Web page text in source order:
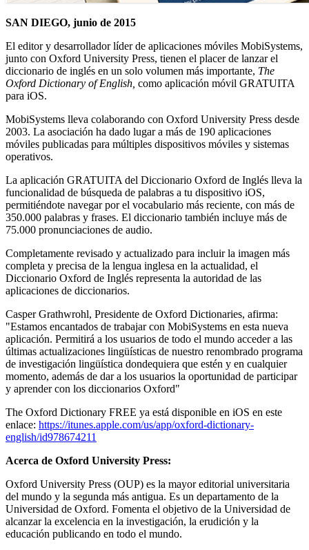
SAN DIEGO, junio de 2015
El editor y desarrollador líder de aplicaciones móviles MobiSystems,
junto con Oxford University Press, tienen el placer de lanzar el
diccionario de inglés en un solo volumen más importante, The
Oxford Dictionary of English, como aplicación móvil GRATUITA
para iOS.
MobiSystems lleva colaborando con Oxford University Press desde
2003. La asociación ha dado lugar a más de 190 aplicaciones
móviles publicadas para múltiples dispositivos móviles y sistemas
operativos.
La aplicación GRATUITA del Diccionario Oxford de Inglés lleva la
funcionalidad de búsqueda de palabras a tu dispositivo iOS,
permitiéndote navegar por el vocabulario más reciente, con más de
350.000 palabras y frases. El diccionario también incluye más de
75.000 pronunciaciones de audio.
Completamente revisado y actualizado para incluir la imagen más
completa y precisa de la lengua inglesa en la actualidad, el
Diccionario Oxford de Inglés representa la autoridad de las
aplicaciones de diccionarios.
Casper Grathwrohl, Presidente de Oxford Dictionaries, afirma:
"Estamos encantados de trabajar con MobiSystems en esta nueva
aplicación. Permitirá a los usuarios de todo el mundo acceder a las
últimas actualizaciones lingüísticas de nuestro renombrado programa
de investigación lingüística dondequiera que estén y en cualquier
momento, además de dar a los usuarios la oportunidad de participar
y aprender con los diccionarios Oxford"
The Oxford Dictionary FREE ya está disponible en iOS en este
enlace: https://itunes.apple.com/us/app/oxford-dictionary-
english/id978674211
Acerca de Oxford University Press:
Oxford University Press (OUP) es la mayor editorial universitaria
del mundo y la segunda más antigua. Es un departamento de la
Universidad de Oxford. Fomenta el objetivo de la Universidad de
alcanzar la excelencia en la investigación, la erudición y la
educación publicando en todo el mundo.